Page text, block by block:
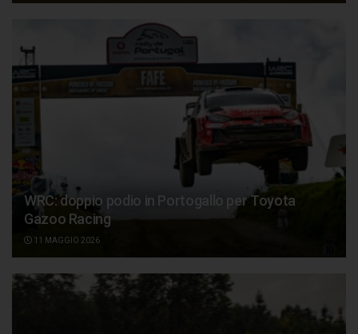
WRC: doppio podio in Portogallo per Toyota
Gazoo Racing
11 MAGGIO 2026